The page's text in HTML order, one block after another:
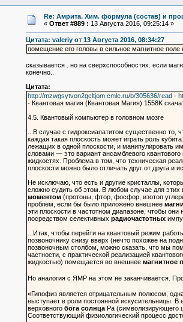
Re: Амрита. Хим. формула (состав) и
« Ответ #889 : 13 Августа 2016, 09:25:14 »
Цитата: valeriy от 13 Августа 2016, 08:34:27
помещение его головы в сильное магнитное поле
сказывается . но на сверхспособностях. если
конечно..
Цитата:
http://mzwgsytvon2gcltjom.cmle.ru/b/305636/read -
- Квантовая магия (Квантовая Магия) 1558K
4.5. Квантовый компьютер в головном мозге
...В случае с гидроксиапатитом существенно то,
каждая такая плоскость может играть роль
лежащих в одной плоскости, и манипулировать
словами — это вариант ансамблевого
жидкостях. Проблема в том, что техническая
плоскости можно было отличать друг от друга и
Не исключаю, что есть и другие кристаллы,
сложно судить об этом. В любом случае для
моментом(протоны, фтор, фосфор, изотоп
проблем, если бы было приложено внешнее
эти плоскости в частотном диапазоне, чтобы
посредством селективных радиочастотных
...Итак, чтобы перейти на квантовый режим
позвоночнику снизу вверх (нечто похожее на
позвоночным столбом, можно сказать, что мы
частности, с практической реализацией
жидкостью) помещается во внешнее магнитное
Но аналогия с ЯМР на этом не заканчивается.
«Гипофиз является отрицательным полюсом,
выступает в роли постоянной искусительницы.
верховного бога солнцаРа (символизирующего
Соответствующий физиологический процесс